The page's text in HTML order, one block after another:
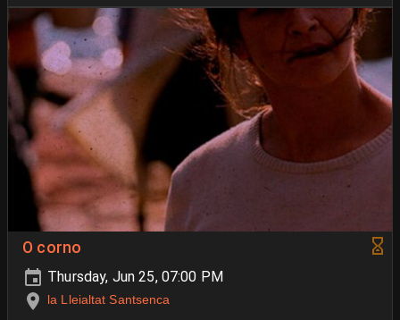
O corno
Thursday, Jun 25, 07:00 PM
la Lleialtat Santsenca